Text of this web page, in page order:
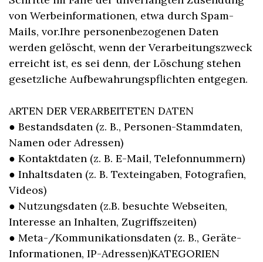
von Werbeinformationen, etwa durch Spam-
Mails, vor.Ihre personenbezogenen Daten
werden gelöscht, wenn der Verarbeitungszweck
erreicht ist, es sei denn, der Löschung stehen
gesetzliche Aufbewahrungspflichten entgegen.
ARTEN DER VERARBEITETEN DATEN
● Bestandsdaten (z. B., Personen-Stammdaten,
Namen oder Adressen)
● Kontaktdaten (z. B. E-Mail, Telefonnummern)
● Inhaltsdaten (z. B. Texteingaben, Fotografien,
Videos)
● Nutzungsdaten (z.B. besuchte Webseiten,
Interesse an Inhalten, Zugriffszeiten)
● Meta-/Kommunikationsdaten (z. B., Geräte-
Informationen, IP-Adressen)KATEGORIEN